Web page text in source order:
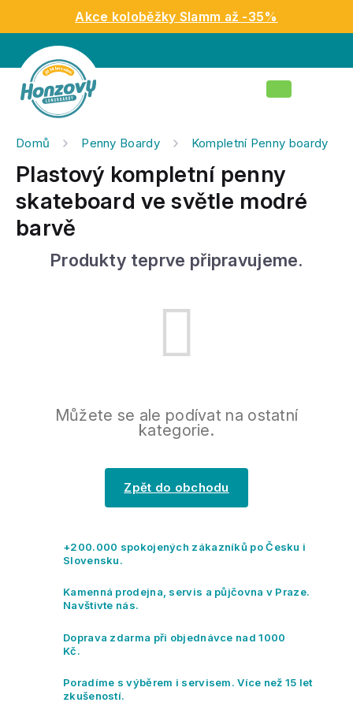
obsah
Akce koloběžky Slamm až -35%
Nákupní
Domů Penny Boardy Kompletní Penny boardy
Plastový kompletní penny
skateboard ve světle modré
barvě
Produkty teprve připravujeme.
Můžete se ale podívat na ostatní
kategorie.
Zpět do obchodu
+200.000 spokojených zákazníků po Česku i
Slovensku.
Kamenná prodejna, servis a půjčovna v Praze.
Navštivte nás.
Doprava zdarma při objednávce nad 1000
Kč.
Poradíme s výběrem i servisem. Více než 15 let
zkušeností.